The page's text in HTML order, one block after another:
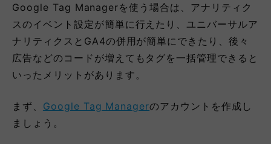
Google Tag Managerを使う場合は、アナリティク
スのイベント設定が簡単に行えたり、ユニバーサルア
ナリティクスとGA4の併用が簡単にできたり、後々
広告などのコードが増えてもタグを一括管理できると
いったメリットがあります。
まず、 Google Tag Managerのアカウントを作成し
ましょう。